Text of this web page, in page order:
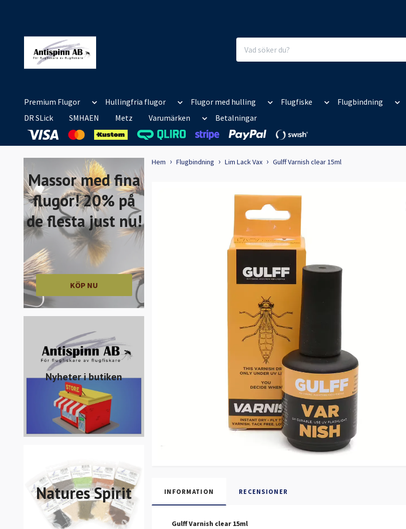
Premium Flugor Hullingfria flugor Flugor med hulling Flugfiske Flugbindning
DR SLick
SMHAEN Metz Varumärken Betalningar
Massor med fina
flugor! 20% på
de flesta just nu!
KÖP NU
Nyheter i butiken
Natures Spirit
Hem Flugbindning Lim Lack Vax Gulff Varnish clear 15ml
INFORMATION RECENSIONER
Gulff Varnish clear 15ml